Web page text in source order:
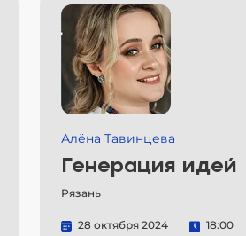
Алёна Тавинцева
Генерация идей
Рязань
28 октября 2024 18:00